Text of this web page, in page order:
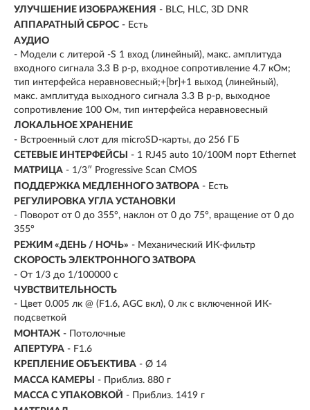
УЛУЧШЕНИЕ ИЗОБРАЖЕНИЯ - BLC, HLC, 3D DNR
АППАРАТНЫЙ СБРОС - Есть
АУДИО
- Модели с литерой -S 1 вход (линейный), макс. амплитуда
входного сигнала 3.3 В p-p, входное сопротивление 4.7 кОм;
тип интерфейса неравновесный;+[br]+1 выход (линейный),
макс. амплитуда выходного сигнала 3.3 В p-p, выходное
сопротивление 100 Ом, тип интерфейса неравновесный
ЛОКАЛЬНОЕ ХРАНЕНИЕ
- Встроенный слот для microSD-карты, до 256 ГБ
СЕТЕВЫЕ ИНТЕРФЕЙСЫ
- 1 RJ45 auto 10/100M порт Ethernet
МАТРИЦА - 1/3″ Progressive Scan CMOS
ПОДДЕРЖКА МЕДЛЕННОГО ЗАТВОРА - Есть
РЕГУЛИРОВКА УГЛА УСТАНОВКИ
- Поворот от 0 до 355°, наклон от 0 до 75°, вращение от 0 до
355°
РЕЖИМ «ДЕНЬ / НОЧЬ» - Механический ИК-фильтр
СКОРОСТЬ ЭЛЕКТРОННОГО ЗАТВОРА
- От 1/3 до 1/100000 с
ЧУВСТВИТЕЛЬНОСТЬ
- Цвет 0.005 лк @ (F1.6, AGC вкл), 0 лк с включенной ИК-
подсветкой
МОНТАЖ - Потолочные
АПЕРТУРА - F1.6
КРЕПЛЕНИЕ ОБЪЕКТИВА - Ø 14
МАССА КАМЕРЫ
- Приблиз. 880 г
МАССА С УПАКОВКОЙ - Приблиз. 1419 г